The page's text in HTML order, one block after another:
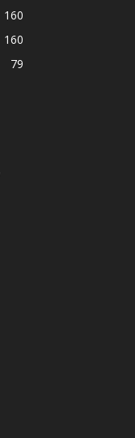
160
160
79